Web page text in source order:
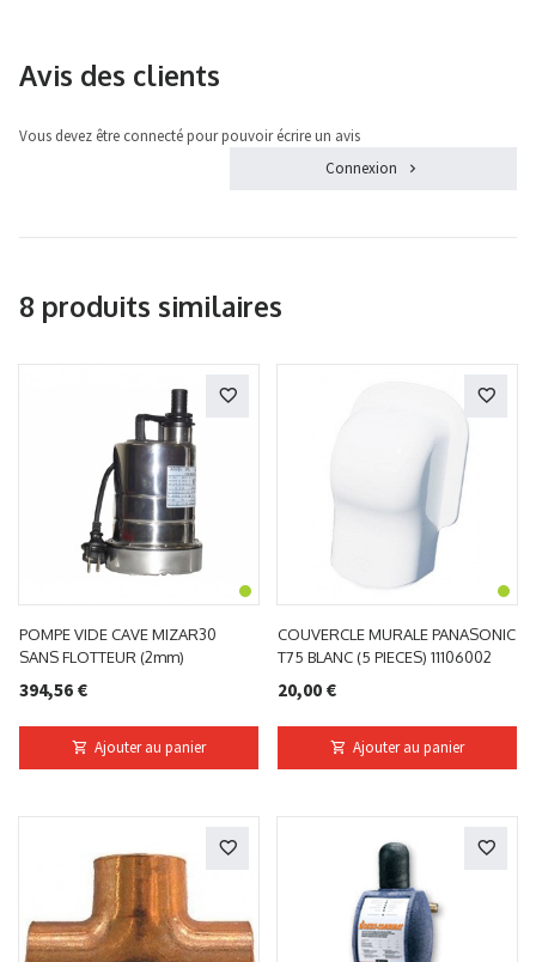
Avis des clients
Vous devez être connecté pour pouvoir écrire un avis
Connexion
8 produits similaires
POMPE VIDE CAVE MIZAR30
SANS FLOTTEUR (2mm)
394,56 €
Ajouter au panier
COUVERCLE MURALE PANASONIC
T75 BLANC (5 PIECES) 11106002
20,00 €
Ajouter au panier